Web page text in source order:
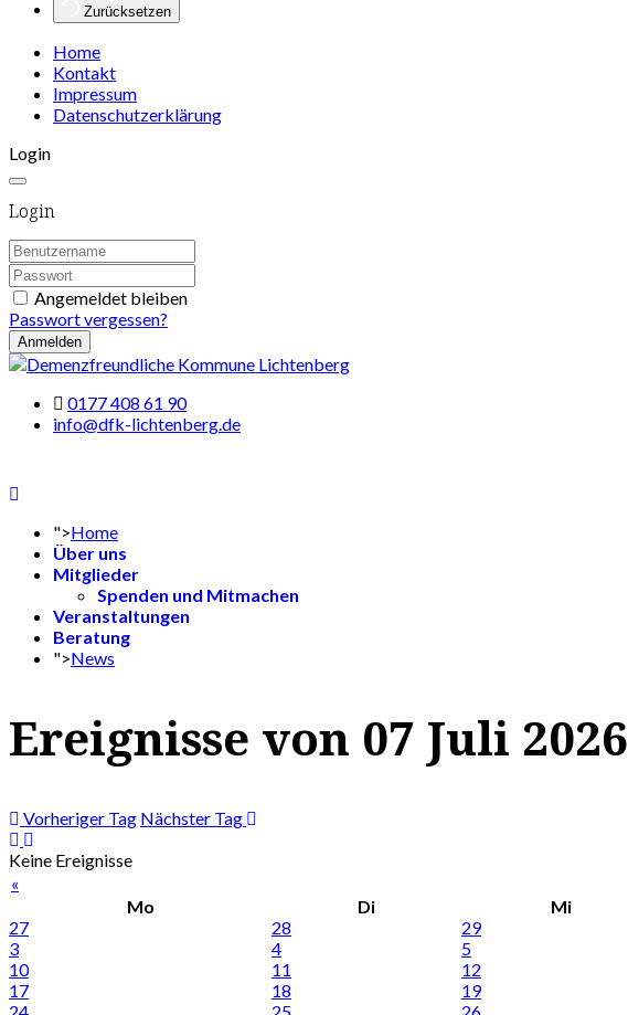
Zurücksetzen
Home
Kontakt
Impressum
Datenschutzerklärung
Login
Login
Angemeldet bleiben
Passwort vergessen?
Anmelden
0177 408 61 90
info@dfk-lichtenberg.de
">Home
Über uns
Mitglieder
Spenden und Mitmachen
Veranstaltungen
Beratung
">News
Ereignisse von 07 Juli 2026
Vorheriger Tag Nächster Tag
Keine Ereignisse
«
Mo
Di Mi
27
28 29
3
4 5
10
11 12
17
18 19